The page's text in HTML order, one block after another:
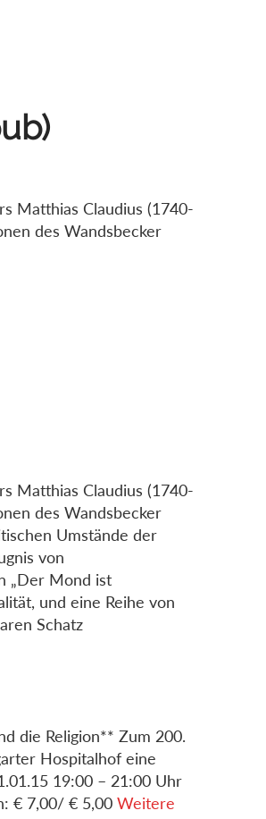
Matthias Claudius (1740-
des Wandsbecker
Matthias Claudius (1740-
des Wandsbecker
Umstände der
von
„Der Mond ist
und eine Reihe von
Schatz
die Religion** Zum 200.
Hospitalhof eine
19:00 – 21:00 Uhr
€ 7,00/ € 5,00Weitere